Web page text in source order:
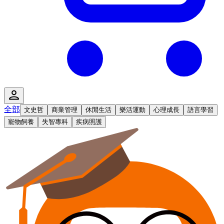
全部 文史哲 商業管理 休閒生活 樂活運動 心理成長
語言學習
寵物飼養
失智專科 疾病照護